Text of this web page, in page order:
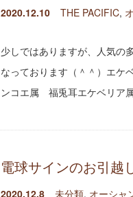
2020.12.10 THE PACIFIC,
少しではありますが、人気の
なっております（＾＾）エ
ンコエ属 福兎耳エケベリ
電球サインのお引越
2020.12.8 未分類, オーシャ